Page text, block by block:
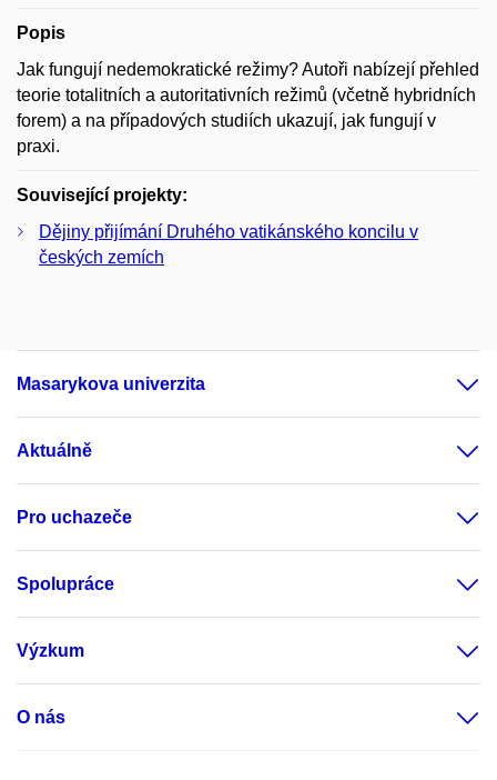
Popis
Jak fungují nedemokratické režimy? Autoři nabízejí přehled
teorie totalitních a autoritativních režimů (včetně hybridních
forem) a na případových studiích ukazují, jak fungují v
praxi.
Související projekty:
Dějiny přijímání Druhého vatikánského koncilu v
českých zemích
Masarykova univerzita
Aktuálně
Pro uchazeče
Spolupráce
Výzkum
O nás